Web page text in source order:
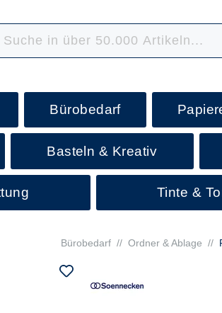
Bürobedarf
Basteln & Kreativ
Tinte &
Bürobedarf // Ordner & Ablage //